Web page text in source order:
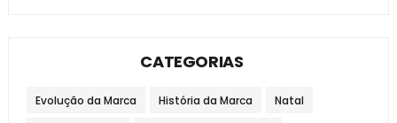
CATEGORIAS
Evolução da Marca História da Marca Natal